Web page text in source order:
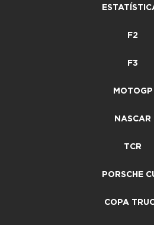
F2
F3
MOTOGP
NASCAR
TCR
PORSCHE
COPA